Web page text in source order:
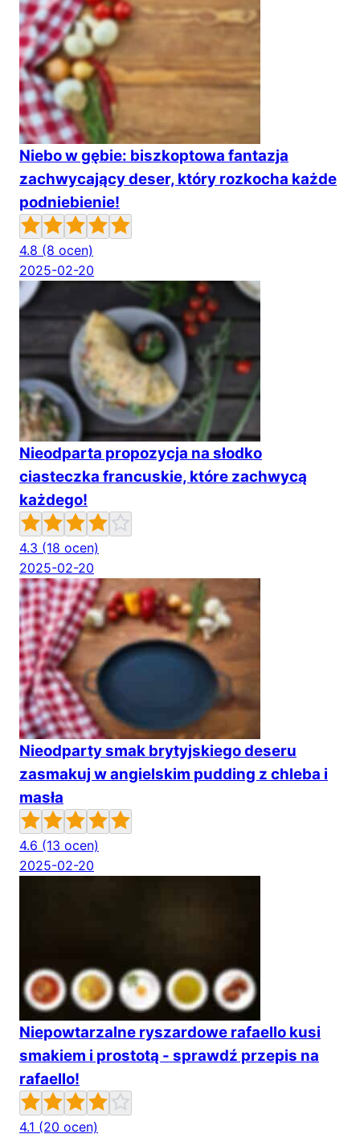
Niebo w gębie: biszkoptowa fantazja
zachwycający deser, który rozkocha każde
podniebienie!
4.8 (8 ocen)
2025-02-20
Nieodparta propozycja na słodko
ciasteczka francuskie, które zachwycą
każdego!
4.3 (18 ocen)
2025-02-20
Nieodparty smak brytyjskiego deseru
zasmakuj w angielskim pudding z chleba i
masła
4.6 (13 ocen)
2025-02-20
Niepowtarzalne ryszardowe rafaello kusi
smakiem i prostotą - sprawdź przepis na
rafaello!
4.1 (20 ocen)